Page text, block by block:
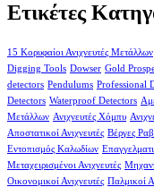
Ετικέτες
15 Κορυφαίοι Ανιχνευτές Μετάλλων
Digging Tools Dowser Gold
detectors Pendulums Professional
Detectors Waterproof Detectors
Μετάλλων Ανιχνευτές Χόμπυ
Αποστατικοί Ανιχνευτές Βέργες
Εντοπισμός Καλωδίων
Μεταχειρισμένοι Ανιχνευτές
Οικονομικοί Ανιχνευτές Παλμικοί